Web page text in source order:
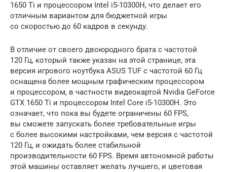
1650 Ti и процессором Intel i5-10300H, что делает его
отличным вариантом для бюджетной игры
со скоростью до 60 кадров в секунду.
В отличие от своего двоюродного брата с частотой
120 Гц, который также указан на этой странице, эта
версия игрового ноутбука ASUS TUF с частотой 60 Гц
оснащена более мощным графическим процессором
и процессором, в частности видеокартой Nvidia GeForce
GTX 1650 Ti и процессором Intel Core i5-10300H. Это
означает, что пока вы будете ограничены 60 FPS,
вы сможете запускать более требовательные игры
с более высокими настройками, чем версия с частотой
120 Гц, и ожидать более стабильной
производительности 60 FPS. Время автономной работы
этой машины оставляет желать лучшего, и цветовая